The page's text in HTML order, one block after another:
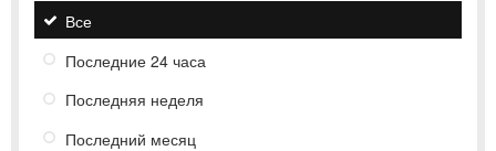
Все
Последние 24 часа
Последняя неделя
Последний месяц